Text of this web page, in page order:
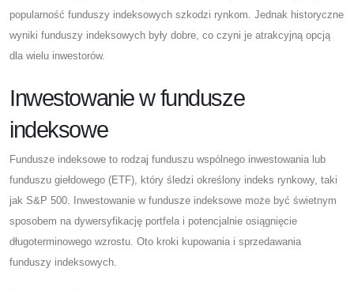
popularność funduszy indeksowych szkodzi rynkom. Jednak historyczne
wyniki funduszy indeksowych były dobre, co czyni je atrakcyjną opcją
dla wielu inwestorów.
Inwestowanie w fundusze
indeksowe
Fundusze indeksowe to rodzaj funduszu wspólnego inwestowania lub
funduszu giełdowego (ETF), który śledzi określony indeks rynkowy, taki
jak S&P 500. Inwestowanie w fundusze indeksowe może być świetnym
sposobem na dywersyfikację portfela i potencjalnie osiągnięcie
długoterminowego wzrostu. Oto kroki kupowania i sprzedawania
funduszy indeksowych.